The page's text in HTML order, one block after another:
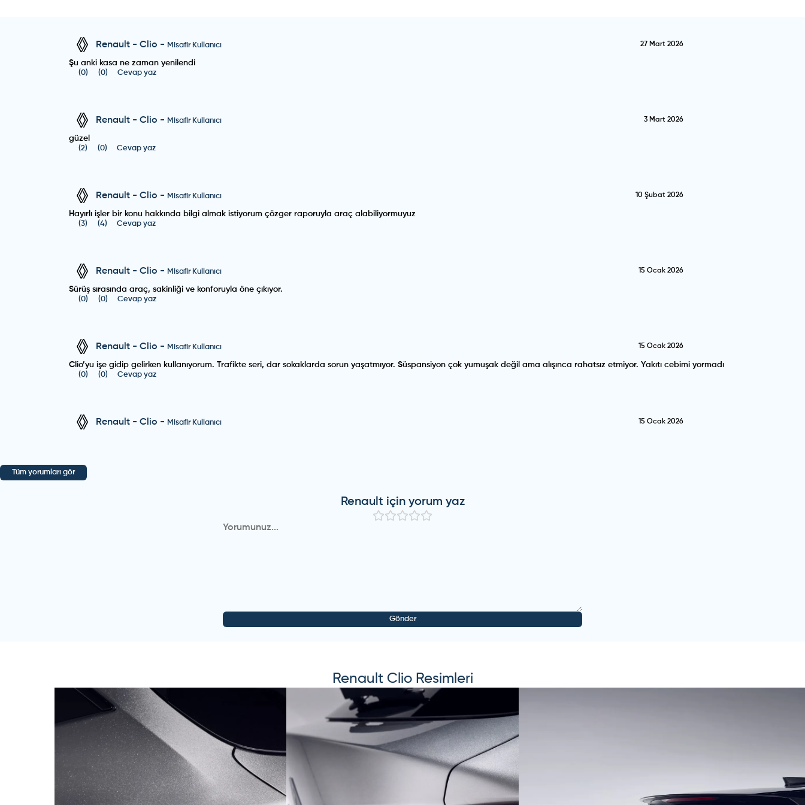
Renault -Clio - Misafir Kullanıcı 27 Mart 2026
Şu anki kasa ne zaman yenilendi
(0) (0) Cevap yaz
Renault -Clio - Misafir Kullanıcı 3 Mart 2026
güzel
(2) (0) Cevap yaz
Renault -Clio - Misafir Kullanıcı 10 Şubat 2026
Hayırlı işler bir konu hakkında bilgi almak istiyorum çözger raporuyla araç alabiliyormuyuz
(3) (4) Cevap yaz
Renault -Clio - Misafir Kullanıcı 15 Ocak 2026
Sürüş sırasında araç, sakinliği ve konforuyla öne çıkıyor.
(0) (0) Cevap yaz
Renault -Clio - Misafir Kullanıcı 15 Ocak 2026
Clio’yu işe gidip gelirken kullanıyorum. Trafikte seri, dar sokaklarda sorun yaşatmıyor. Süspansiyon çok yumuşak değil ama alışınca rahatsız etmiyor. Yakıtı cebimi yormadı
(0) (0) Cevap yaz
Renault -Clio - Misafir Kullanıcı 15 Ocak 2026
Çok memnun olduğum bir araç açıkçası. Hem kullanım açısından hem de yakıt konforu açısından tavsiye edebileceğim bir model.
Renault-Clio - Misafir Kullanıcı
Almayı düşünen arkadaşlar bu fiyatlara alabileceğiniz en mantıklı araç C hb lerde dahil deneyimlemediğim araç kalmadı astra L altarnatif olabilir spor mod perfornmans
yeterli 1.0 araç olmasına rağmen hızlanması harika şehir içi kullanımı çok rahat beklentimin üzerinde hiç düşünmeden alabilirsiniz.
11 Cevap yaz
Misafir Kullanıcı
Yakıt çok fazlayakıyor
( 0
Tüm yorumları gör
Renault için yorum yaz
Gönder
Renault ClioResimleri